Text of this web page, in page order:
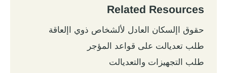
Related Resources
حقوق اإلسكان العادل لألشخاص ذوي اإلعاقة
طلب تعديالت على قواعد المؤجر
طلب التجهيزات والتعديالت